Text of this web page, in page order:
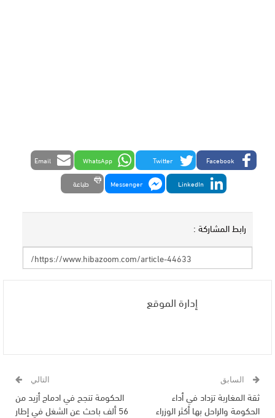
Facebook
Twitter
WhatsApp
Email
LinkedIn
Messenger طباعة
رابط المشاركة :
إدارة الموقع
السابق
ثقة المغاربة تزداد في أداء
الحكومة والراحل بها أكثر الوزراء
التالي
الحكومة تنجح في ادماج أزيد من
56 ألف باحث عن الشغل في إطار